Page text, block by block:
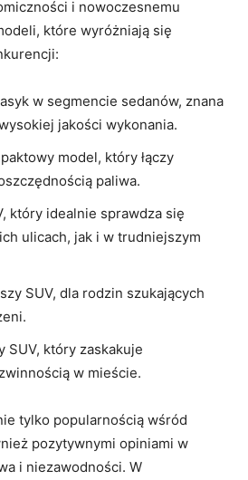
i nowoczesnemu
które wyróżniają się
w segmencie sedanów, znana
jakości wykonania.
model, który łączy
paliwa.
który idealnie sprawdza się
ulicach, jak i w trudniejszym
SUV, dla rodzin szukających
SUV, który zaskakuje
w mieście.
tylko popularnością wśród
pozytywnymi opiniami w
i niezawodności. W